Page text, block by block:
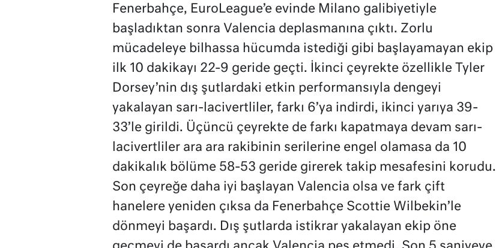
Fenerbahçe, EuroLeague’e evinde Milano galibiyetiyle
başladıktan sonra Valencia deplasmanına çıktı. Zorlu
mücadeleye bilhassa hücumda istediği gibi başlayamayan ekip
ilk 10 dakikayı 22-9 geride geçti. İkinci çeyrekte özellikle Tyler
Dorsey’nin dış şutlardaki etkin performansıyla dengeyi
yakalayan sarı-lacivertliler, farkı 6’ya indirdi, ikinci yarıya 39-
33’le girildi. Üçüncü çeyrekte de farkı kapatmaya devam sarı-
lacivertliler ara ara rakibinin serilerine engel olamasa da 10
dakikalık bölüme 58-53 geride girerek takip mesafesini korudu.
Son çeyreğe daha iyi başlayan Valencia olsa ve fark çift
hanelere yeniden çıksa da Fenerbahçe Scottie Wilbekin’le
dönmeyi başardı. Dış şutlarda istikrar yakalayan ekip öne